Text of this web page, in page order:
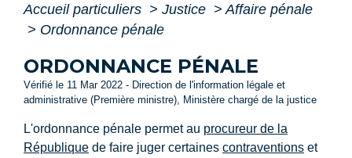
Accueil particuliers > Justice > Affaire pénale
> Ordonnance pénale
ORDONNANCE PÉNALE
Vérifié le 11 Mar 2022 - Direction de l'information légale et
administrative (Première ministre), Ministère chargé de la justice
L'ordonnance pénale permet au procureur de la
République de faire juger certaines contraventions et